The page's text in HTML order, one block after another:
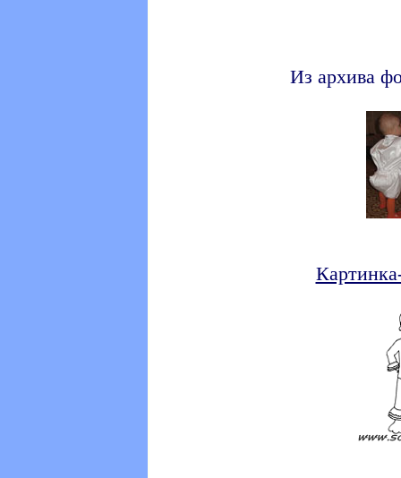
Из архива